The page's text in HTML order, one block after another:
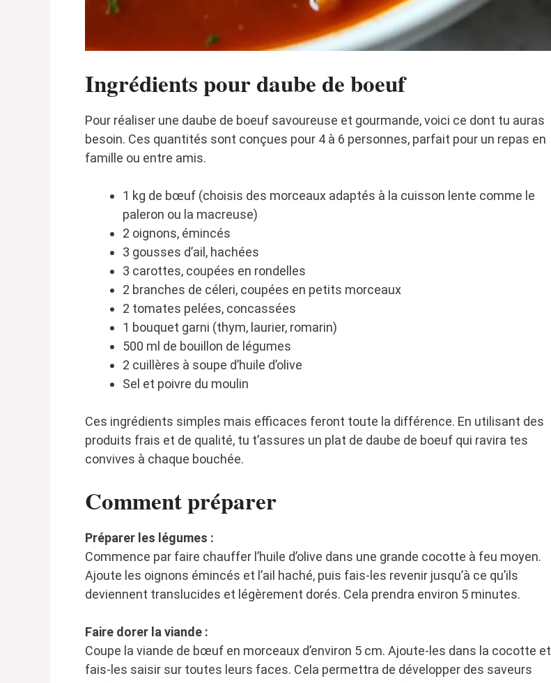
Ingrédients pour daube de boeuf
Pour réaliser une daube de boeuf savoureuse et gourmande, voici ce dont tu auras
besoin. Ces quantités sont conçues pour 4 à 6 personnes, parfait pour un repas en
famille ou entre amis.
1 kg de bœuf (choisis des morceaux adaptés à la cuisson lente comme le
paleron ou la macreuse)
2 oignons, émincés
3 gousses d’ail, hachées
3 carottes, coupées en rondelles
2 branches de céleri, coupées en petits morceaux
2 tomates pelées, concassées
1 bouquet garni (thym, laurier, romarin)
500 ml de bouillon de légumes
2 cuillères à soupe d’huile d’olive
Sel et poivre du moulin
Ces ingrédients simples mais efficaces feront toute la différence. En utilisant des
produits frais et de qualité, tu t’assures un plat de daube de boeuf qui ravira tes
convives à chaque bouchée.
Comment préparer
Préparer les légumes :
Commence par faire chauffer l’huile d’olive dans une grande cocotte à feu moyen.
Ajoute les oignons émincés et l’ail haché, puis fais-les revenir jusqu’à ce qu’ils
deviennent translucides et légèrement dorés. Cela prendra environ 5 minutes.
Faire dorer la viande :
Coupe la viande de bœuf en morceaux d’environ 5 cm. Ajoute-les dans la cocotte et
fais-les saisir sur toutes leurs faces. Cela permettra de développer des saveurs